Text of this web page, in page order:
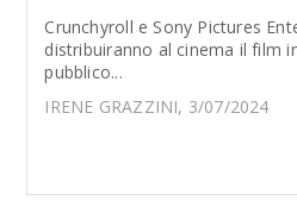
Crunchyroll e Sony Pictures
distribuiranno al cinema il film
pubblico...
IRENE GRAZZINI, 3/07/2024